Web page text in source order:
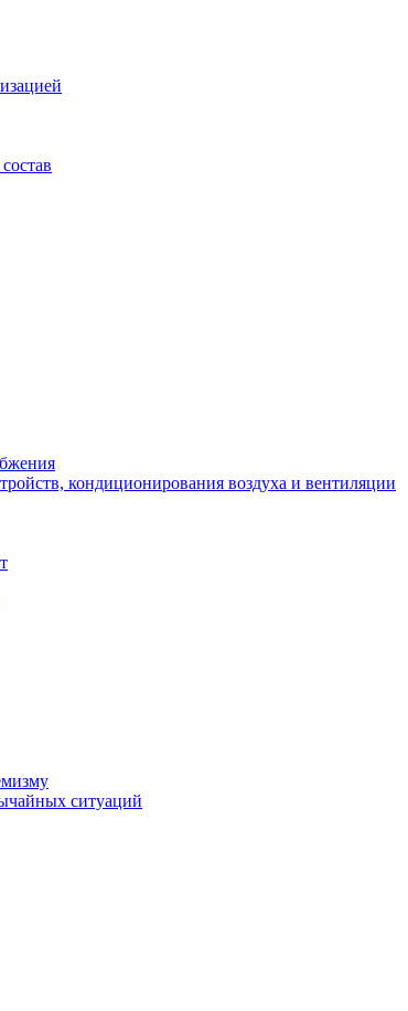
кондиционирования воздуха и вентиляции
ситуаций